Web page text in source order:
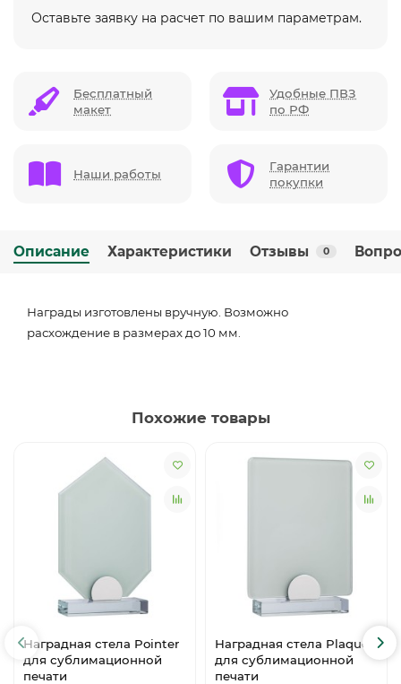
Оставьте заявку на расчет по вашим параметрам.
Бесплатный
макет
Удобные ПВЗ
по РФ
Наши работы
Гарантии
покупки
Описание Характеристики Отзывы 0
Награды изготовлены вручную. Возможно
расхождение в размерах до 10 мм.
Похожие товары
Наградная стела Pointer
для сублимационной
печати
Наградная стела Plaque
для сублимационной
печати